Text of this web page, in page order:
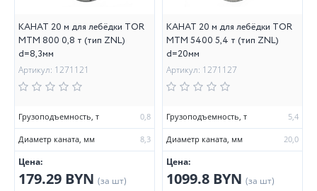
КАНАТ 20 м для лебёдки TOR
МТМ 800 0,8 т (тип ZNL)
d=8,3мм
Артикул: 1271121
Грузоподъемность, т 0,8
Диаметр каната, мм 8,3
Цена:
179.29 BYN (за шт)
КАНАТ 20 м для лебёдки TOR
МТМ 5400 5,4 т (тип ZNL)
d=20мм
Артикул: 1271127
Грузоподъемность, т 5,4
Диаметр каната, мм 20,0
Цена:
1099.8 BYN (за шт)